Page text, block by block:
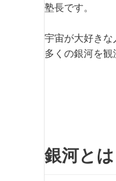
塾長です。
宇宙が大好きな
多くの銀河を観
銀河とは